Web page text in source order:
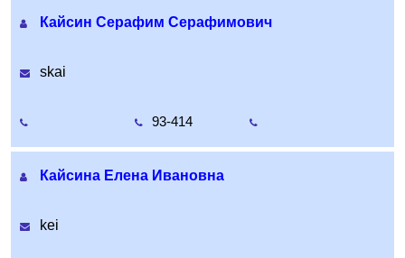
Кайсин Серафим Серафимович
skai
93-414
Кайсина Елена Ивановна
kei